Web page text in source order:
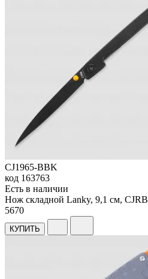
CJ1965-BBK
код 163763
Есть в наличии
Нож складной Lanky, 9,1 см, CJRB
5670
КУПИТЬ